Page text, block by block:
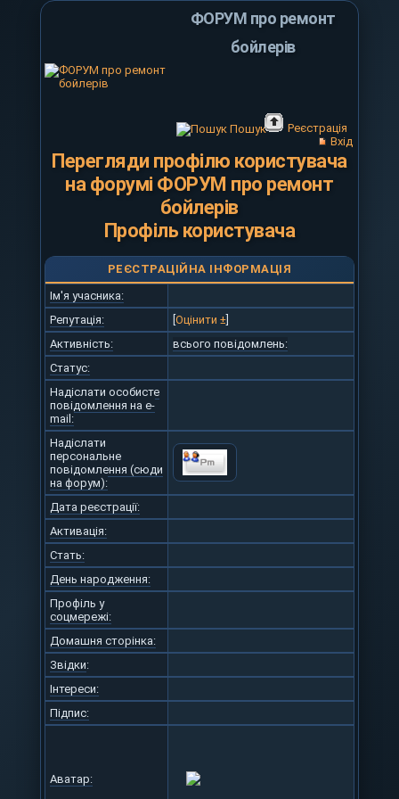
ФОРУМ про ремонт
бойлерів
Пошук
Реєстрація
Вхід
Перегляди профілю користувача
на форумі ФОРУМ про ремонт
бойлерів
Профіль користувача
РЕЄСТРАЦІЙНА ІНФОРМАЦІЯ
Ім'я учасника:
Репутація:
Оцінити ±]
Активність:
всього повідомлень:
Статус:
Надіслати особисте
повідомлення на e-
mail:
Надіслати
персональне
повідомлення (сюди
на форум):
Дата реєстрації:
Активація:
Стать:
День народження:
Профіль у
соцмережі:
Домашня сторінка:
Звідки:
Інтереси:
Підпис:
Аватар: